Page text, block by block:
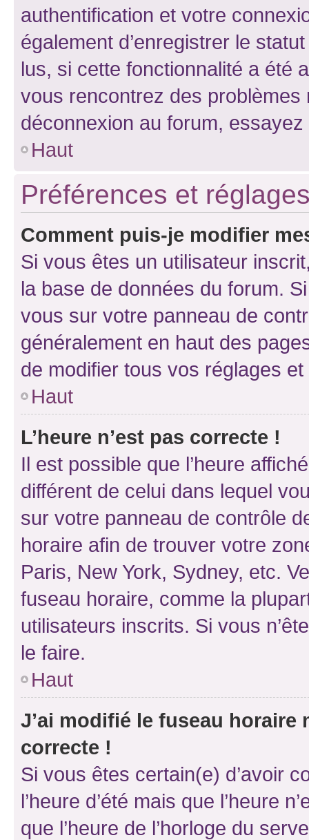
authentification et votre
également d’enregistrer le
lus, si cette fonctionnalité a été
vous rencontrez des
déconnexion au forum,
Haut
Préférences et
Comment puis-je modifier
Si vous êtes un utilisateur
la base de données du forum.
vous sur votre panneau de
généralement en haut des
de modifier tous vos réglages
Haut
L’heure n’est pas correcte !
Il est possible que l’heure
différent de celui dans lequel
sur votre panneau de contrôle
horaire afin de trouver votre
Paris, New York, Sydney, etc.
fuseau horaire, comme la
utilisateurs inscrits. Si vous
le faire.
Haut
J’ai modifié le fuseau horaire
correcte !
Si vous êtes certain(e) d’avoir
l’heure d’été mais que l’heure
que l’heure de l’horloge du